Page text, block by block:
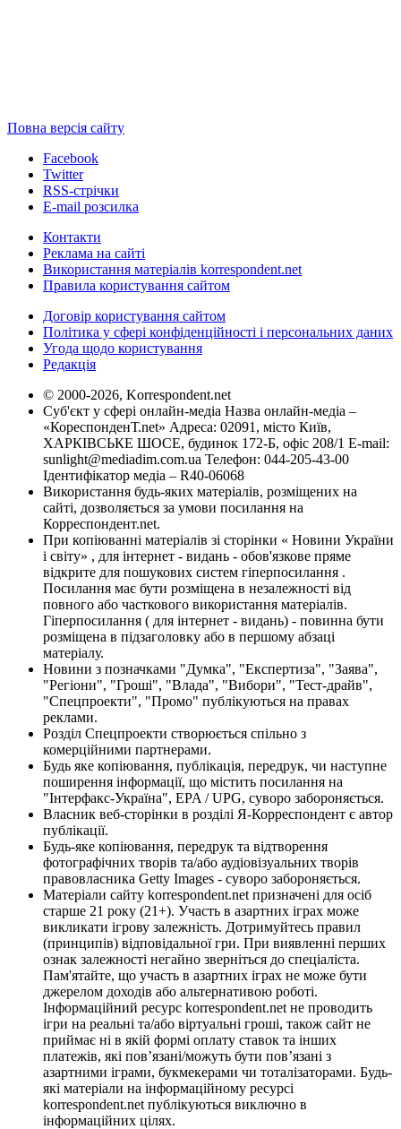
Повна версія сайту
Facebook
Twitter
RSS-стрічки
E-mail розсилка
Контакти
Реклама на сайті
Використання матеріалів korrespondent.net
Правила користування сайтом
Договір користування сайтом
Політика у сфері конфіденційності і персональних даних
Угода щодо користування
Редакція
© 2000-2026, Korrespondent.net
Суб'єкт у сфері онлайн-медіа Назва онлайн-медіа –
«КореспонденТ.net» Адреса: 02091, місто Київ,
ХАРКІВСЬКЕ ШОСЕ, будинок 172-Б, офіс 208/1 E-mail:
sunlight@mediadim.com.ua Телефон: 044-205-43-00
Ідентифікатор медіа – R40-06068
Використання будь-яких матеріалів, розміщених на
сайті, дозволяється за умови посилання на
Корреспондент.net.
При копіюванні матеріалів зі сторінки « Новини України
і світу» , для інтернет - видань - обов'язкове пряме
відкрите для пошукових систем гіперпосилання .
Посилання має бути розміщена в незалежності від
повного або часткового використання матеріалів.
Гіперпосилання ( для інтернет - видань) - повинна бути
розміщена в підзаголовку або в першому абзаці
матеріалу.
Новини з позначками "Думка", "Експертиза", "Заява",
"Регіони", "Гроші", "Влада", "Вибори", "Тест-драйв",
"Спецпроекти", "Промо" публікуються на правах
реклами.
Розділ Спецпроекти створюється спільно з
комерційними партнерами.
Будь яке копіювання, публікація, передрук, чи наступне
поширення інформації, що містить посилання на
"Інтерфакс-Україна", EPA / UPG, суворо забороняється.
Власник веб-сторінки в розділі Я-Корреспондент є автор
публікації.
Будь-яке копіювання, передрук та відтворення
фотографічних творів та/або аудіовізуальних творів
правовласника Getty Images - суворо забороняється.
Матеріали сайту korrespondent.net призначені для осіб
старше 21 року (21+). Участь в азартних іграх може
викликати ігрову залежність. Дотримуйтесь правил
(принципів) відповідальної гри. При виявленні перших
ознак залежності негайно зверніться до спеціаліста.
Пам'ятайте, що участь в азартних іграх не може бути
джерелом доходів або альтернативою роботі.
Інформаційний ресурс korrespondent.net не проводить
ігри на реальні та/або віртуальні гроші, також сайт не
приймає ні в якій формі оплату ставок та інших
платежів, які пов’язані/можуть бути пов’язані з
азартними іграми, букмекерами чи тоталізаторами. Будь-
які матеріали на інформаційному ресурсі
korrespondent.net публікуються виключно в
інформаційних цілях.